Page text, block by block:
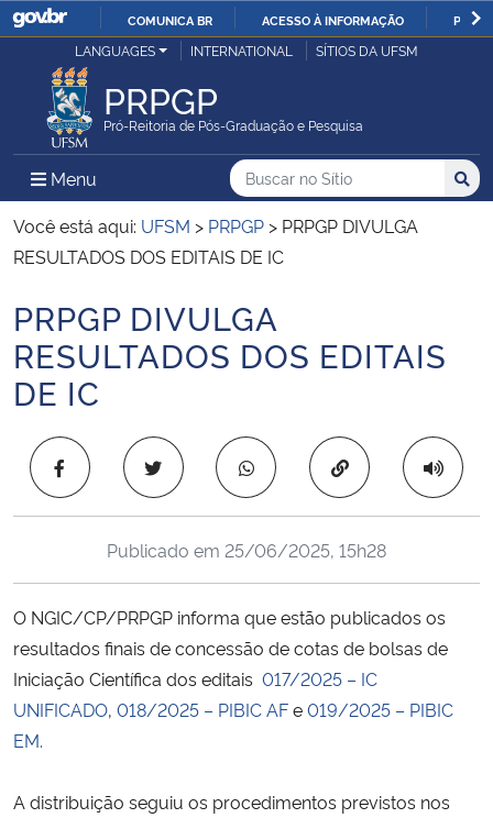
IR
COMUNICA BR ACESSO À INFORMAÇÃO
Ministério da Justiça e Segurança Pública
Ministério da Defesa
Ministério das Relações Exteriores
Ministério da Infraestrutura
Ministério da Agricultura, Pecuária e Abastecimento
Ministério da Educação
Ministério de Minas e Energia
Ministério da Ciência, Tecnologia, Inovações e Comunicações
Ministério do Meio Ambiente
Ministério do Turismo
LANGUAGES INTERNATIONAL SÍTIOS DA UFSM
PRPGP
Pró-Reitoria de Pós-Graduação e Pesquisa
Menu Menu Principal do Sítio
Busca
Buscar no no Sítio
Busca:
Você está aqui: UFSM > PRPGP > PRPGP DIVULGA
RESULTADOS DOS EDITAIS DE IC
Início do conteúdo
PRPGP DIVULGA
RESULTADOS DOS EDITAIS
DE IC
Copiar para área
Publicado em 25/06/2025, 15h28
O NGIC/CP/PRPGP informa que estão publicados os
resultados finais de concessão de cotas de bolsas de
Iniciação Científica dos editais 017/2025 – IC
UNIFICADO, 018/2025 – PIBIC AFe019/2025 – PIBIC
EM.
A distribuição seguiu os procedimentos previstos nos